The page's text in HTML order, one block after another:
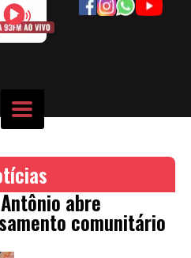
abre
comunitário